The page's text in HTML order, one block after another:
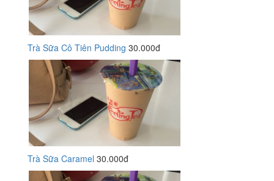
Trà Sữa Cô Tiên Pudding 30.000đ
Trà Sữa Caramel 30.000đ